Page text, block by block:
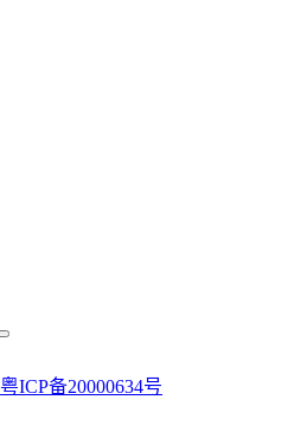
粤ICP备20000634号